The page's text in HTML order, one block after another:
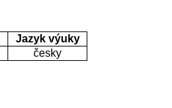
Jazyk výuky
česky